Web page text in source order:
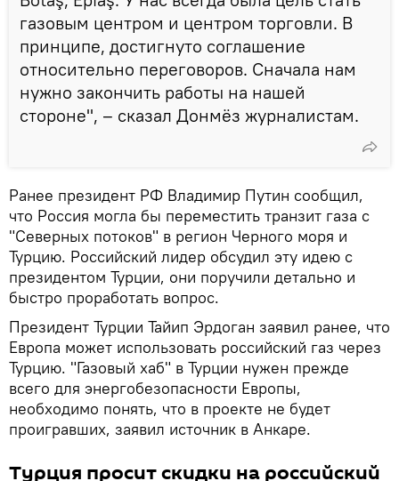
газовым центром и центром торговли. В
принципе, достигнуто соглашение
относительно переговоров. Сначала нам
нужно закончить работы на нашей
стороне", – сказал Донмёз журналистам.
Ранее президент РФ Владимир Путин сообщил,
что Россия могла бы переместить транзит газа с
"Северных потоков" в регион Черного моря и
Турцию. Российский лидер обсудил эту идею с
президентом Турции, они поручили детально и
быстро проработать вопрос.
Президент Турции Тайип Эрдоган заявил ранее, что
Европа может использовать российский газ через
Турцию. "Газовый хаб" в Турции нужен прежде
всего для энергобезопасности Европы,
необходимо понять, что в проекте не будет
проигравших, заявил источник в Анкаре.
Турция просит скидки на российский